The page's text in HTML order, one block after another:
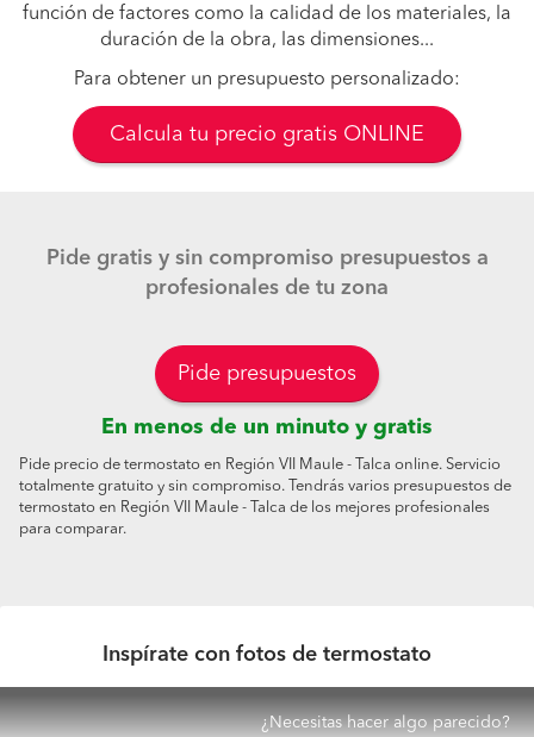
función de factores como la calidad de los materiales, la
duración de la obra, las dimensiones...
Para obtener un presupuesto personalizado:
Calcula tu precio gratis ONLINE
Pide gratis y sin compromiso presupuestos a
profesionales de tu zona
Pide presupuestos
En menos de un minuto y gratis
Pide precio de termostato en Región VII Maule - Talca online. Servicio
totalmente gratuito y sin compromiso. Tendrás varios presupuestos de
termostato en Región VII Maule - Talca de los mejores profesionales
para comparar.
Inspírate con fotos de termostato
¿Necesitas hacer algo parecido?